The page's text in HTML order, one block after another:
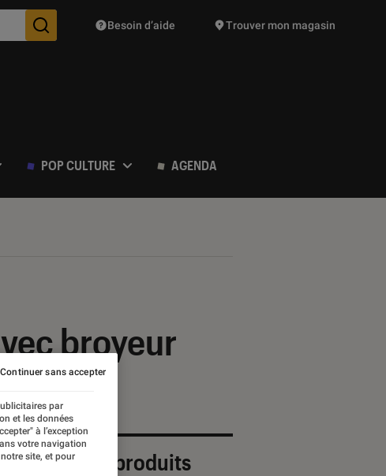
Des suggestions de produits vont vous être proposées
Besoin d’aide Trouver mon magasin
POP CULTURE AGENDA
broyeur
de produits
par
et les données
à l’exception
votre navigation
site, et pour
Continuer sans accepter